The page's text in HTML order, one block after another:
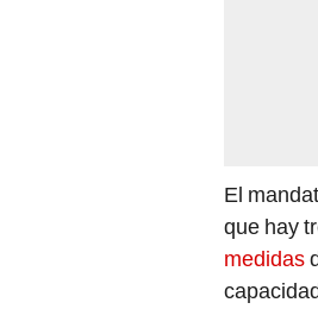
El
que hay
medidas